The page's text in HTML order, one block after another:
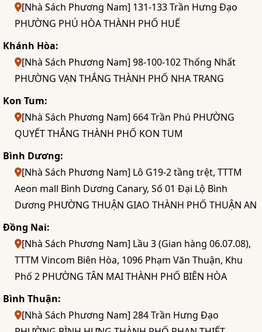
[Nhà Sách Phương Nam] 131-133 Trần Hưng Đạo
PHƯỜNG PHÚ HÒA THÀNH PHỐ HUẾ
Khánh Hòa:
[Nhà Sách Phương Nam] 98-100-102 Thống Nhất
PHƯỜNG VẠN THẮNG THÀNH PHỐ NHA TRANG
Kon Tum:
[Nhà Sách Phương Nam] 664 Trần Phú PHƯỜNG
QUYẾT THẮNG THÀNH PHỐ KON TUM
Bình Dương:
[Nhà Sách Phương Nam] Lô G19-2 tầng trệt, TTTM
Aeon mall Bình Dương Canary, Số 01 Đại Lộ Bình
Dương PHƯỜNG THUẬN GIAO THÀNH PHỐ THUẬN AN
Đồng Nai:
[Nhà Sách Phương Nam] Lầu 3 (Gian hàng 06.07.08),
TTTM Vincom Biên Hòa, 1096 Phạm Văn Thuận, Khu
Phố 2 PHƯỜNG TÂN MAI THÀNH PHỐ BIÊN HÒA
Bình Thuận:
[Nhà Sách Phương Nam] 284 Trần Hưng Đạo